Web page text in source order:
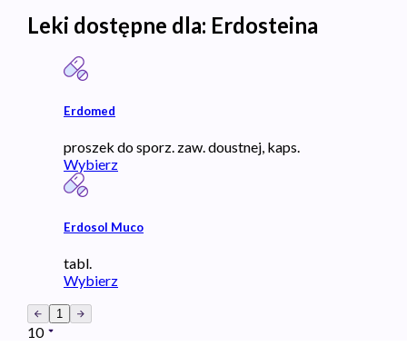
Leki dostępne dla: Erdosteina
Erdomed
proszek do sporz. zaw. doustnej, kaps.
Wybierz
Erdosol Muco
tabl.
Wybierz
1
10